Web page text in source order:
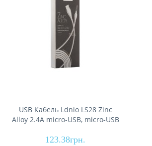
USB Кабель Ldnio LS28 Zinc
Alloy 2.4A micro-USB, micro-USB
123.38грн.